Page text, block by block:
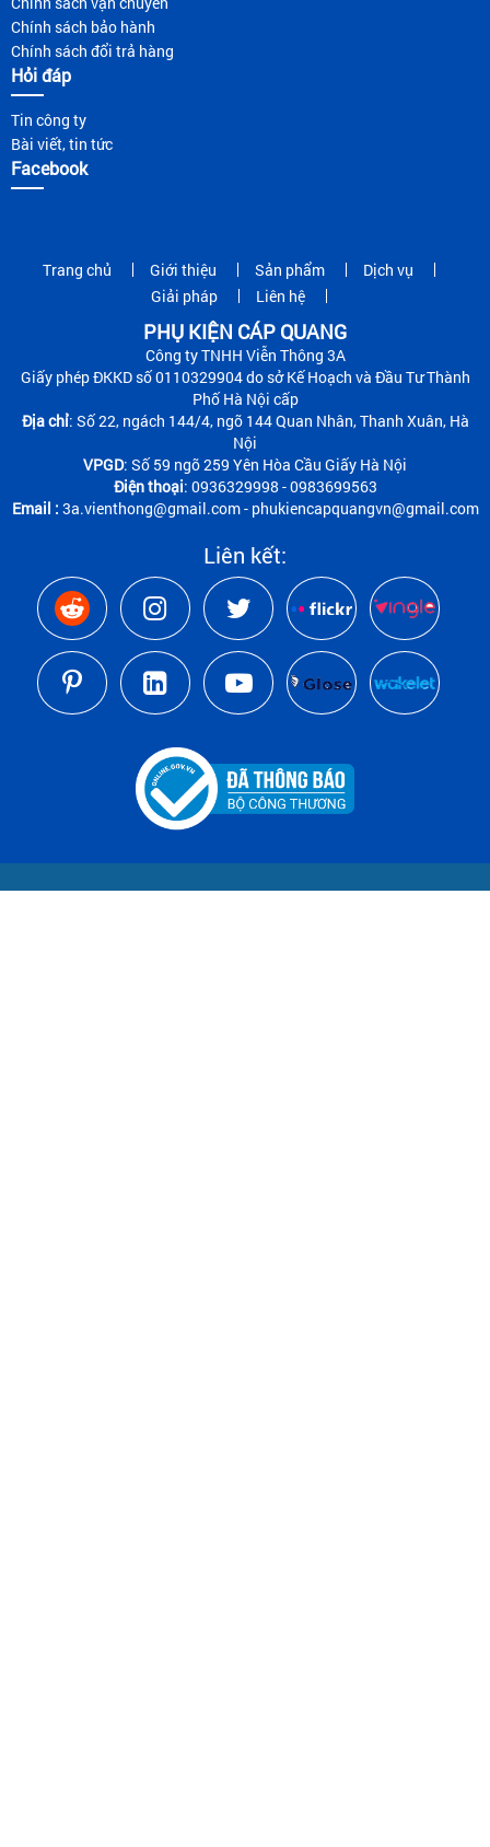
Chính sách bảo hành
Chính sách đổi trả hàng
Hỏi đáp
Tin công ty
Bài viết, tin tức
Facebook
Trang chủ Giới thiệu Sản phẩm
Dịch vụ
Giải pháp
Liên hệ
PHỤ KIỆN CÁP QUANG
Công ty TNHH Viễn Thông 3A
Giấy phép ĐKKD số 0110329904 do sở Kế Hoạch và Đầu Tư Thành
Phố Hà Nội cấp
Địa chỉ: Số 22, ngách 144/4, ngõ 144 Quan Nhân, Thanh Xuân, Hà
Nội
VPGD: Số 59 ngõ 259 Yên Hòa Cầu Giấy Hà Nội
Điện thoại: 0936329998 - 0983699563
Email : 3a.vienthong@gmail.com - phukiencapquangvn@gmail.com
Liên kết: